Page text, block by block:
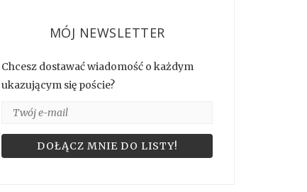
MÓJ NEWSLETTER
Chcesz dostawać wiadomość o każdym
ukazującym się poście?